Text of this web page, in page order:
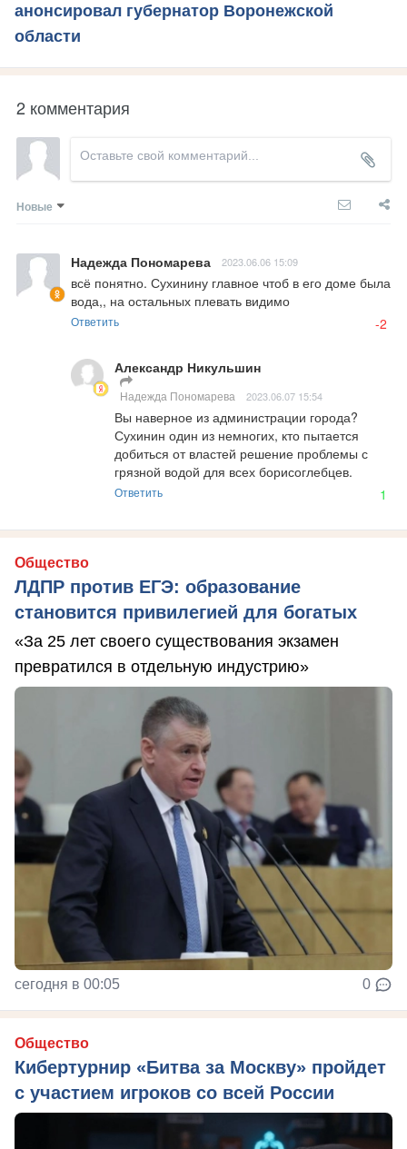
анонсировал губернатор Воронежской
области
2 комментария
Новые
Надежда Пономарева 2023.06.06 15:09
всё понятно. Сухинину главное чтоб в его доме была
вода,, на остальных плевать видимо
Ответить -2
Александр Никульшин
Надежда Пономарева 2023.06.07 15:54
Вы наверное из администрации города?
Сухинин один из немногих, кто пытается
добиться от властей решение проблемы с
грязной водой для всех борисоглебцев.
Ответить 1
Общество
ЛДПР против ЕГЭ: образование
становится привилегией для богатых
«За 25 лет своего существования экзамен
превратился в отдельную индустрию»
сегодня в 00:05 0
Общество
Кибертурнир «Битва за Москву» пройдет
с участием игроков со всей России